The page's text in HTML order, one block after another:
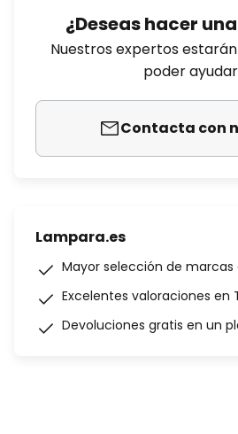
¿Deseas hacer
Nuestros expertos
poder
Contacta con
Lampara.es
Mayor selección de marcas
Excelentes valoraciones en
Devoluciones gratis en un